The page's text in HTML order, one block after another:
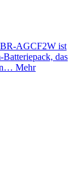
AGCF2W ist
das
Mehr